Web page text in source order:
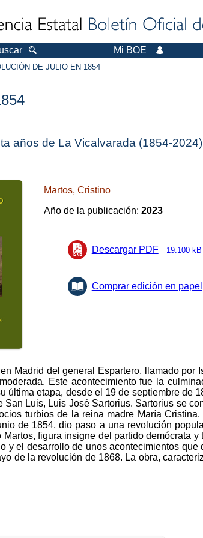
Mi BOE
DE JULIO EN 1854
años de La Vicalvarada (1854-2024)
Martos, Cristino
Año de la publicación: 2023
Descargar PDF 19.100 kB
Comprar edición en papel
Madrid del general Espartero, llamado por
Este acontecimiento fue la
última etapa, desde el 19 de septiembre de
Luis, Luis José Sartorius. Sartorius se
turbios de la reina madre María
de 1854, dio paso a una revolución
figura insigne del partido demócrata
y el desarrollo de unos acontecimientos
de la revolución de 1868. La obra,